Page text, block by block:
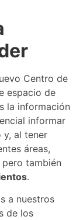
Centro de
espacio de
la información
informar
y, al tener
áreas,
también
.
a nuestros
de los